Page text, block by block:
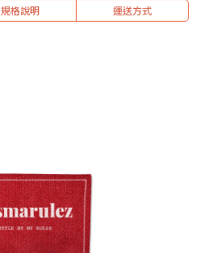
規格說明 運送方式